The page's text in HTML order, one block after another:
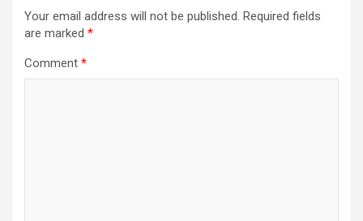
Your email address will not be published. Required fields
are marked *
Comment *